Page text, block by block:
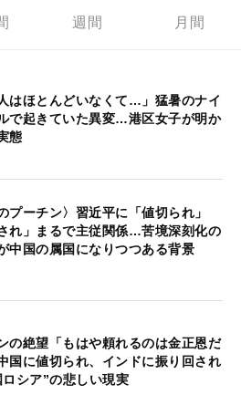
週間 月間
はほとんどいなくて…」猛暑のナイ
で起きていた異変…港区女子が明か
態
プーチン〉習近平に「値切られ」
れ」まるで主従関係…苦境深刻化の
中国の属国になりつつある背景
の絶望「もはや頼れるのは金正恩だ
国に値切られ、インドに振り回され
ロシア”の悲しい現実